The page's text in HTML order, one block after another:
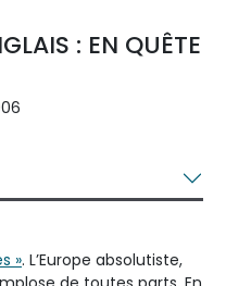
: EN QUÊTE
». L’Europe absolutiste,